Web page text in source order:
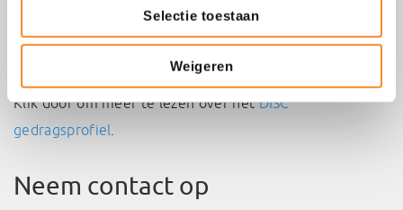
Selectie toestaan
Weigeren
DISC module In de Digitale Realisatie Omgeving van
Intenza.
Klik door om meer te lezen over hetDISC
gedragsprofiel
Neem contact op